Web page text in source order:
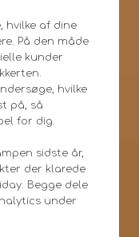
hvilke af dine
På den måde
kunder
hvilke
på, så
for dig.
sidste år,
der klarede
Begge dele
under